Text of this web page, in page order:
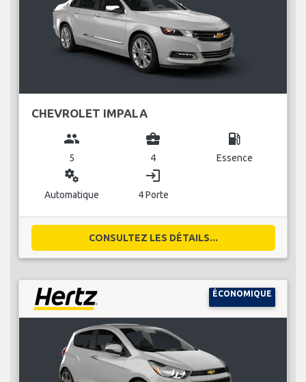
CHEVROLET IMPALA
group
5
business_center
4
local_gas_station
Essence
miscellaneous_services
Automatique
login
4 Porte
CONSULTEZ LES DÉTAILS...
ÉCONOMIQUE